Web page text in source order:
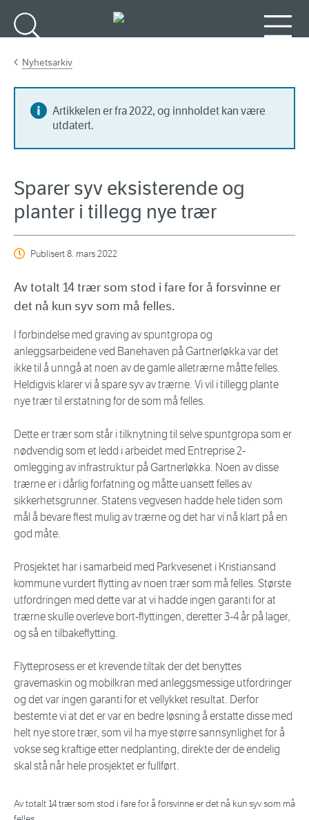
Nyhetsarkiv
Artikkelen er fra 2022, og innholdet kan være
utdatert.
Sparer syv eksisterende og
planter i tillegg nye trær
Publisert8. mars 2022
Av totalt 14 trær som stod i fare for å forsvinne er
det nå kun syv som må felles.
I forbindelse med graving av spuntgropa og
anleggsarbeidene ved Banehaven på Gartnerløkka var det
ikke til å unngå at noen av de gamle alletrærne måtte felles.
Heldigvis klarer vi å spare syv av trærne. Vi vil i tillegg plante
nye trær til erstatning for de som må felles.
Dette er trær som står i tilknytning til selve spuntgropa som er
nødvendig som et ledd i arbeidet med Entreprise 2-
omlegging av infrastruktur på Gartnerløkka. Noen av disse
trærne er i dårlig forfatning og måtte uansett felles av
sikkerhetsgrunner. Statens vegvesen hadde hele tiden som
mål å bevare flest mulig av trærne og det har vi nå klart på en
god måte.
Prosjektet har i samarbeid med Parkvesenet i Kristiansand
kommune vurdert flytting av noen trær som må felles. Største
utfordringen med dette var at vi hadde ingen garanti for at
trærne skulle overleve bort-flyttingen, deretter 3-4 år på lager,
og så en tilbakeflytting.
Flytteprosess er et krevende tiltak der det benyttes
gravemaskin og mobilkran med anleggsmessige utfordringer
og det var ingen garanti for et vellykket resultat. Derfor
bestemte vi at det er var en bedre løsning å erstatte disse med
helt nye store trær, som vil ha mye større sannsynlighet for å
vokse seg kraftige etter nedplanting, direkte der de endelig
skal stå når hele prosjektet er fullført.
Av totalt 14 trær som stod i fare for å forsvinne er det nå kun syv som må